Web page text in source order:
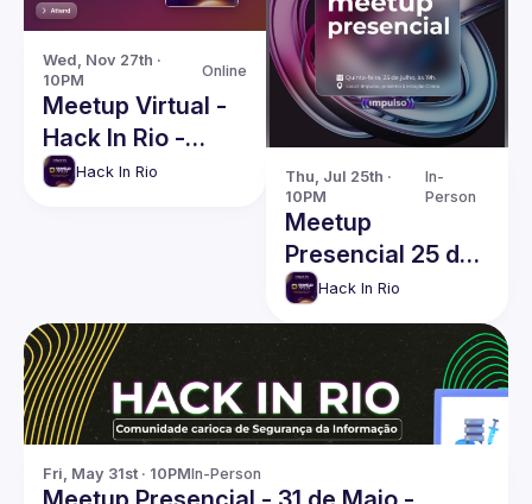
Wed, Nov 27th ·
10PM
Online
Meetup Virtual -
Hack In Rio -
Novembro
Hack In Rio
Thu, Jul 25th ·
10PM
In-
Person
Meetup
Presencial 25 de
Julho - Hack In
Rio
Hack In Rio
Fri, May 31st · 10PMIn-Person